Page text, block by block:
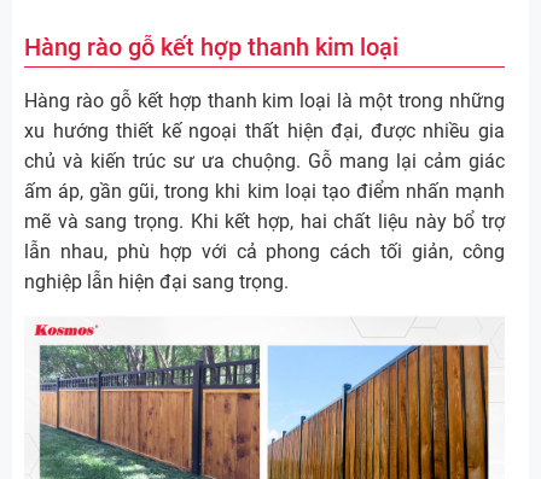
Hàng rào gỗ kết hợp thanh kim loại
Hàng rào gỗ kết hợp thanh kim loại là một trong những
xu hướng thiết kế ngoại thất hiện đại, được nhiều gia
chủ và kiến trúc sư ưa chuộng. Gỗ mang lại cảm giác
ấm áp, gần gũi, trong khi kim loại tạo điểm nhấn mạnh
mẽ và sang trọng. Khi kết hợp, hai chất liệu này bổ trợ
lẫn nhau, phù hợp với cả phong cách tối giản, công
nghiệp lẫn hiện đại sang trọng.